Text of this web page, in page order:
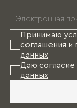
Принимаю
соглашения и
данных
Даю согласие
данных